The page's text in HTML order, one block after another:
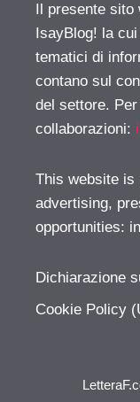
Il presente sito
IsayBlog! la
tematici di
contano sul
del settore.
collaborazioni:
This website is
advertising,
opportunities:
Dichiarazione
Cookie Policy